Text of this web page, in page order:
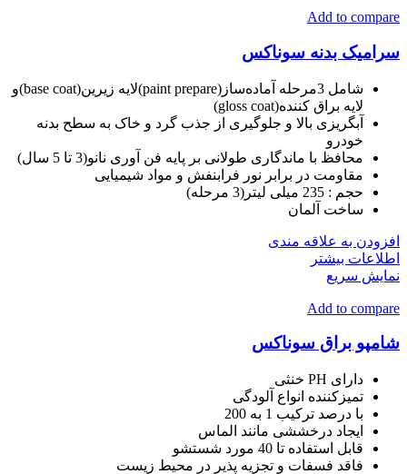
Add to compare
سرامیک بدنه سوناکس
شامل 3مرحله آماده‌ساز(paint prepare)لایه زیرین(base coat)و
لایه براق کننده(gloss coat)
آبگریزی بالا و جلوگیری از جذب گرد و خاک به سطح بدنه
خودرو
محافظ با ماندگاری طولانی بر پایه فن آوری نانو(3 تا 5 سال)
مقاومت در برابر نور فرابنفش و مواد شیمیایی
حجم : 235 میلی لیتر(3 مرحله)
ساخت آلمان
افزودن به علاقه مندی
اطلاعات بیشتر
نمایش سریع
Add to compare
شامپو براق سوناکس
دارای PH خنثی
تمیزکننده انواع آلودگی
با درصد ترکیب 1 به 200
ایجاد درخششی مانند الماس
قابل استفاده تا 40 مورد شستشو
فاقد فسفات و تجزیه پذیر در محیط زیست